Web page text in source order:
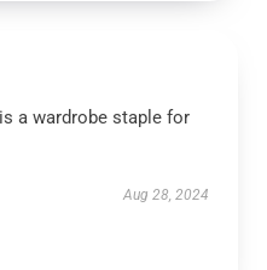
a wardrobe staple for
Aug 28, 2024